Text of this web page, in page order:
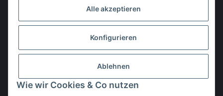
Alle akzeptieren
Konfigurieren
Ablehnen
Wie wir Cookies & Co nutzen